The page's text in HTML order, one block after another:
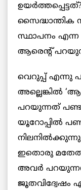
സൈദ്ധാന്തിക
സ്ഥാപനം എന്ന
ആരെന്റ്
വെറുപ്പ് എന്നു
അല്ലെങ്കിൽ
പറയുന്നത് പണ്ടു
യൂറോപ്പിൽ
ഇതൊരു
അവർ പറയുന്നത്.
ജൂതവിദ്വേഷം